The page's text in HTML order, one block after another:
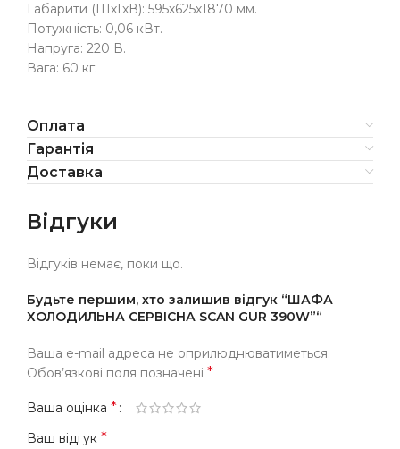
Габарити (ШхГхВ): 595х625х1870 мм.
Потужність: 0,06 кВт.
Напруга: 220 В.
Вага: 60 кг.
Оплата
Гарантія
Доставка
Відгуки
Відгуків немає, поки що.
Будьте першим, хто залишив відгук “ШАФА
ХОЛОДИЛЬНА СЕРВІСНА SCAN GUR 390W”“
Ваша e-mail адреса не оприлюднюватиметься.
Обов’язкові поля позначені *
Ваша оцінка *
Ваш відгук *